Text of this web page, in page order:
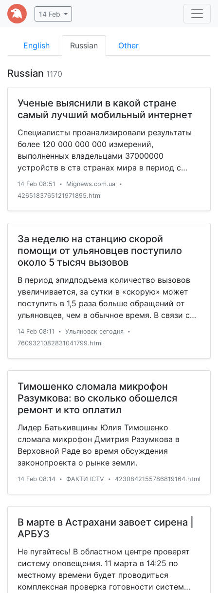
14 Feb
English Russian Other
Russian 1170
Ученые выяснили в какой стране
самый лучший мобильный интернет
Специалисты проанализировали результаты
более 120 000 000 000 измерений,
выполненных владельцами 37000000
устройств в ста странах мира в период с
октября 2019 по январь 2020 года.
14 Feb 08:51 • Mignews.com.ua •
4265183765121971895.html
За неделю на станцию скорой
помощи от ульяновцев поступило
около 5 тысяч вызовов
В период эпидподъема количество вызовов
увеличивается, за сутки в «скорую» может
поступить в 1,5 раза больше обращений от
ульяновцев, чем в обычное время. В связи с
этим по поручению Губернатора Сергея
Морозова региональный Минздрав усилит
медицинской помощи Ульяновской области
насчитывается 152 автомобиля, из них на
ульяновской …
14 Feb 08:11 • Ульяновск сегодня •
7609321082831041799.html
Тимошенко сломала микрофон
Разумкова: во сколько обошелся
ремонт и кто оплатил
Лидер Батькивщины Юлия Тимошенко
сломала микрофон Дмитрия Разумкова в
Верховной Раде во время обсуждения
законопроекта о рынке земли.
14 Feb 08:14 • ФАКТИ ICTV • 4230842155786819164.html
В марте в Астрахани завоет сирена |
АРБУЗ
Не пугайтесь! В областном центре проверят
систему оповещения. 11 марта в 14:25 по
местному времени будет проводиться
комплексная проверка готовности систем